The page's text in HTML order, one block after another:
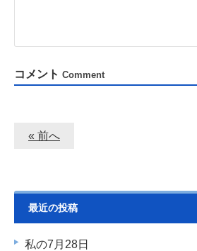
コメント Comment
« 前へ
最近の投稿
私の7月28日